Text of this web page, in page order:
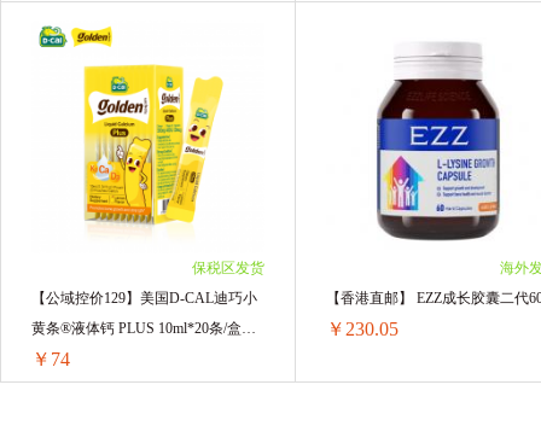
12瓶 ￥1036.92(￥86.41/单瓶)
Ddrops维生素D3 600IU+K2 1.7ml/瓶
1瓶 ￥95.19(￥95.19/单瓶)
2瓶 ￥184.64(￥92.32/单瓶)
3瓶 ￥274.11(￥91.37/单瓶)
4瓶 ￥363.56(￥90.89/单瓶)
6瓶 ￥540.18(￥90.03/单瓶)
10瓶 ￥893.4(￥89.34/单瓶)
12瓶 ￥1068.96(￥89.08/单瓶)
Healthy Care 儿童维C+锌咀嚼片
1瓶 ￥40.48(￥40.48/单瓶)
2瓶 ￥79.8(￥39.9/单瓶)
3瓶 ￥107.55(￥35.85/单瓶)
4瓶 ￥138.76(￥34.69/单瓶)
5瓶 ￥167.7(￥33.54/单瓶)
保税区发货
【公域控价129】美国D-CAL迪巧小
黄条®液体钙 PLUS 10ml*20条/盒中
文标签
￥74
海外
【香港直邮】 EZZ成长胶囊二代
￥230.05